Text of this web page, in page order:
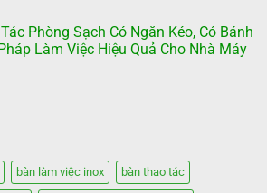
Phòng Sạch Có Ngăn Kéo, Có Bánh
Làm Việc Hiệu Quả Cho Nhà Máy
bàn làm việc inox bàn thao tác